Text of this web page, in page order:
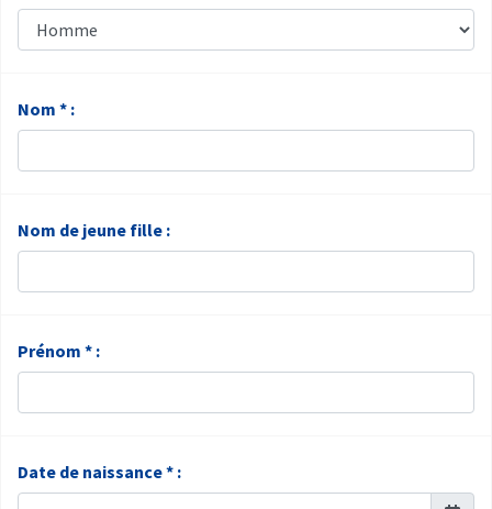
Nom * :
Nom de jeune fille :
Prénom * :
Date de naissance * :